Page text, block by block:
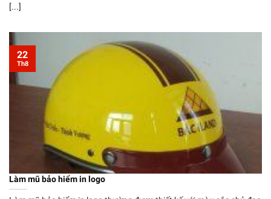
[...]
Làm mũ bảo hiểm in logo
22
Th8